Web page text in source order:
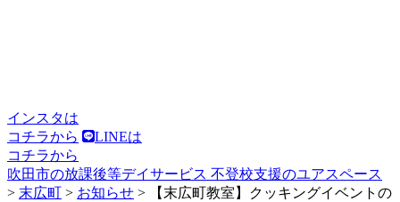
インスタは
コチラから
LINEは
コチラから
吹田市の放課後等デイサービス 不登校支援のユアスペース
> 末広町 > お知らせ >
【末広町教室】クッキングイベントの